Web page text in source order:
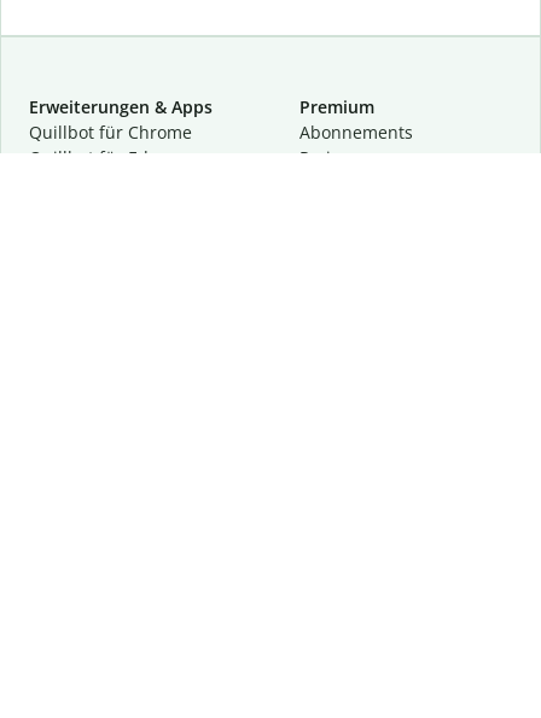
Erweiterungen & Apps
Quillbot für Chrome
Quillbot für Edge
Premium
Abon­ne­ments
Preise